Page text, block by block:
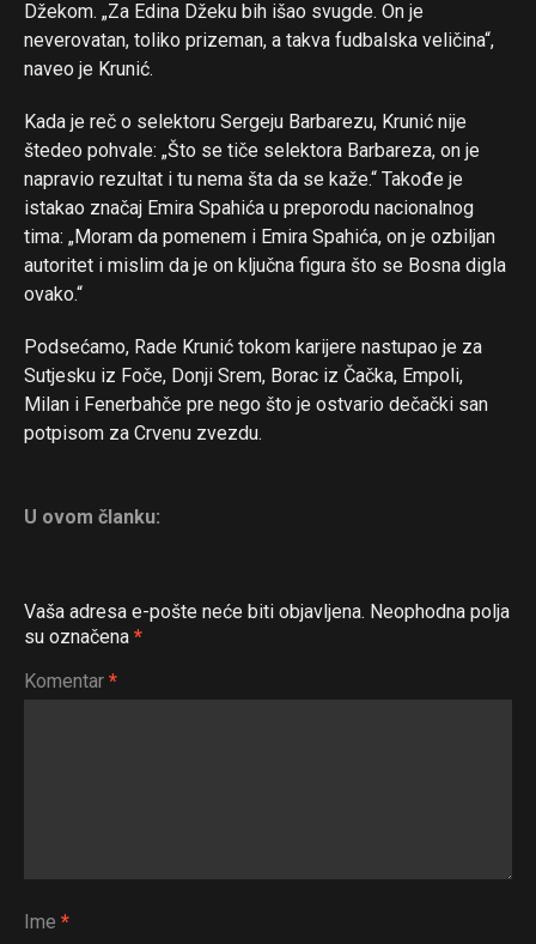
Džekom. „Za Edina Džeku bih išao svugde. On je
neverovatan, toliko prizeman, a takva fudbalska veličina“,
naveo je Krunić.
Kada je reč o selektoru Sergeju Barbarezu, Krunić nije
štedeo pohvale: „Što se tiče selektora Barbareza, on je
napravio rezultat i tu nema šta da se kaže.“ Takođe je
istakao značaj Emira Spahića u preporodu nacionalnog
tima: „Moram da pomenem i Emira Spahića, on je ozbiljan
autoritet i mislim da je on ključna figura što se Bosna digla
ovako.“
Podsećamo, Rade Krunić tokom karijere nastupao je za
Sutjesku iz Foče, Donji Srem, Borac iz Čačka, Empoli,
Milan i Fenerbahče pre nego što je ostvario dečački san
potpisom za Crvenu zvezdu.
U ovom članku:
Vaša adresa e-pošte neće biti objavljena. Neophodna polja
su označena *
Komentar *
Ime *